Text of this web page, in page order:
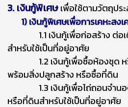
3. เงินกู้พิเศษเพื่อใช้ตามวัตถุปร
1) เงินกู้พิเศษเพื่อการเคหะสงเ
1.1 เงินกู้เพื่อก่อสร้าง ต่อเ
สำหรับใช้เป็นที่อยู่อาศัย
1.2 เงินกู้เพื่อซื้อห้องชุด หรื
พร้อมสิ่งปลูกสร้าง หรือซื้อที่ดิน
1.3 เงินกู้เพื่อไถ่ถอนจํานอ
หรือที่ดินสําหรับใช้เป็นที่อยู่อาศัย